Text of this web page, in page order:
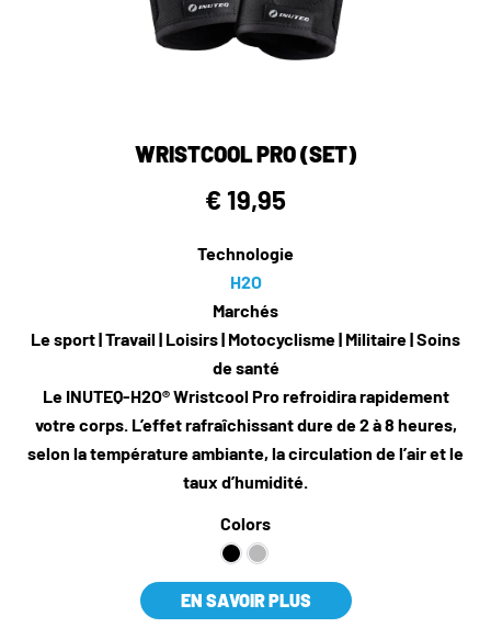
WRISTCOOL PRO (SET)
€ 19,95
Technologie
H2O
Marchés
Le sport | Travail | Loisirs | Motocyclisme | Militaire | Soins
de santé
Le INUTEQ-H2O® Wristcool Pro refroidira rapidement
votre corps. L’effet rafraîchissant dure de 2 à 8 heures,
selon la température ambiante, la circulation de l’air et le
taux d’humidité.
Colors
EN SAVOIR PLUS